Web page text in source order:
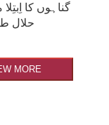
گناہوں کا
MORE